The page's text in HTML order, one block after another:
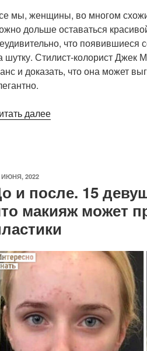
мы, женщины, во многом
дольше оставаться
что появившиеся
шутку. Стилист-колорист Джек
и доказать, что она может
далее«Парикмахер-
быть
красивой
и
элегантной»
ИЮНЯ, 2022
и после. 15
макияж может